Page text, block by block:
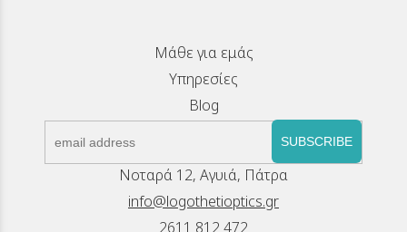
Μάθε για εμάς
Υπηρεσίες
Blog
SUBSCRIBE
Νοταρά 12, Αγυιά, Πάτρα
info@logothetioptics.gr
2611 812 472